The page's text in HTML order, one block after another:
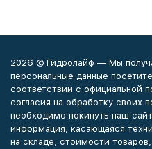
2026 © Гидролайф — Мы
персональные данные
соответствии с официальной
согласия на обработку своих
необходимо покинуть наш
информация, касающаяся
на складе, стоимости